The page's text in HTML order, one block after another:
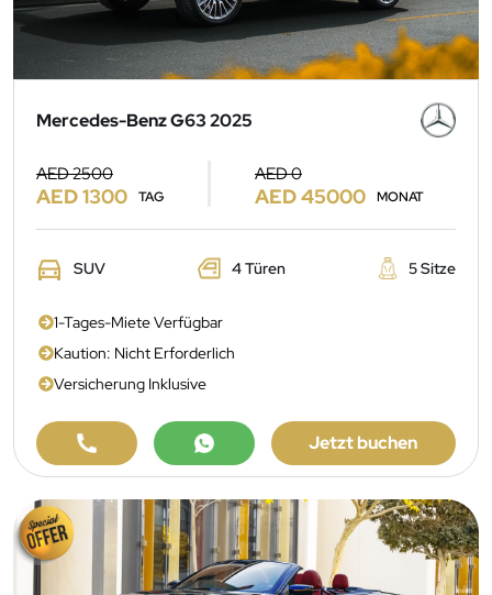
Mercedes-Benz G63 2025
AED 2500
AED 1300 TAG
AED 0
AED 45000 MONAT
SUV 4 Türen 5 Sitze
1-Tages-Miete Verfügbar
Kaution: Nicht Erforderlich
Versicherung Inklusive
Jetzt buchen